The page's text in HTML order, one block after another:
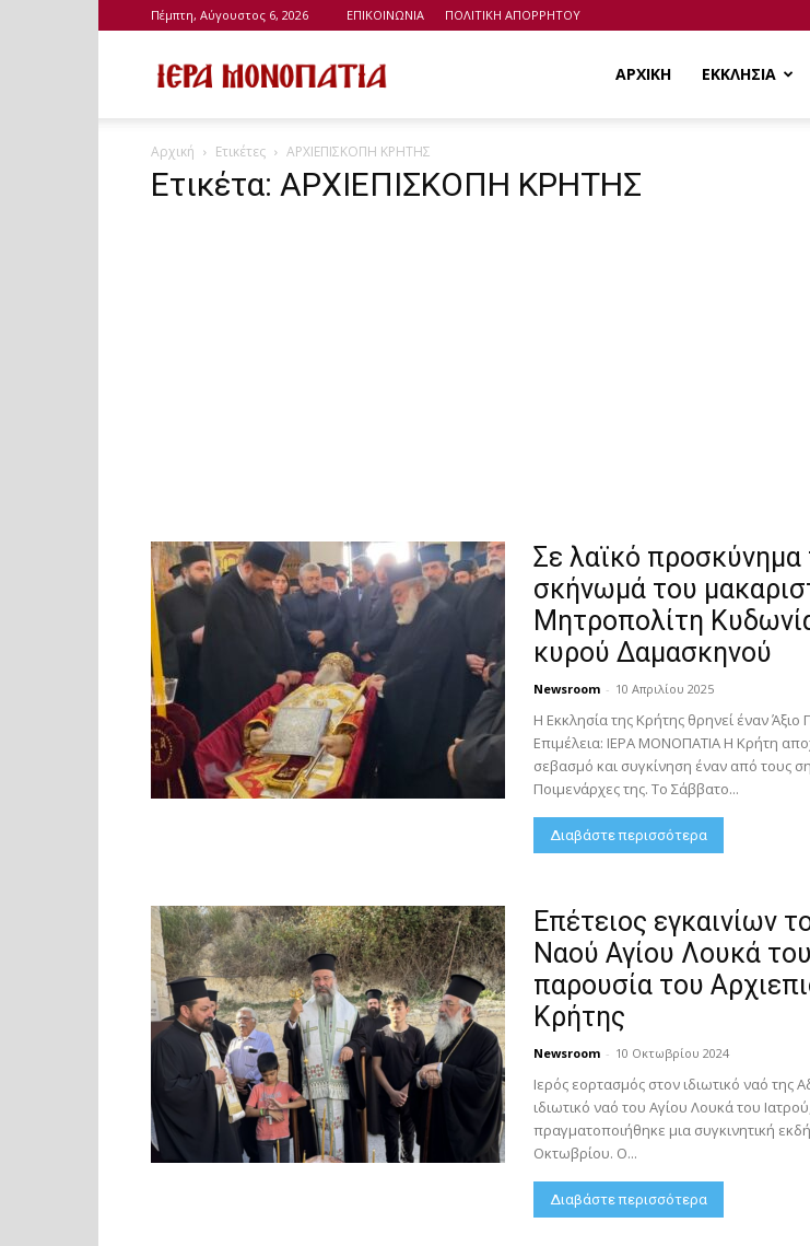
Πέμπτη, Αύγουστος 6, 2026 ΕΠΙΚΟΙΝΩΝΙΑ ΠΟΛΙΤΙΚΗ ΑΠΟΡΡΗΤΟΥ
Μονοπάτια
ΑΡΧΙΚΗ ΕΚΚΛΗΣΙΑ
Αρχική Ετικέτες ΑΡΧΙΕΠΙΣΚΟΠΗ ΚΡΗΤΗΣ
Ετικέτα: ΑΡΧΙΕΠΙΣΚΟΠΗ ΚΡΗΤΗΣ
Σε λαϊκό προσκύνημα
σκήνωμά του
Μητροπολίτη
κυρού Δαμασκηνού
Newsroom - 10 Απριλίου 2025
Η Εκκλησία της Κρήτης θρηνεί έναν Άξιο
Επιμέλεια: ΙΕΡΑ ΜΟΝΟΠΑΤΙΑ Η Κρήτη
σεβασμό και συγκίνηση έναν από τους
Ποιμενάρχες της. Το Σάββατο...
Διαβάστε περισσότερα
Επέτειος εγκαινίων
Ναού Αγίου Λουκά
παρουσία του
Κρήτης
Newsroom - 10 Οκτωβρίου 2024
Ιερός εορτασμός στον ιδιωτικό ναό της
ιδιωτικό ναό του Αγίου Λουκά του
πραγματοποιήθηκε μια συγκινητική
Οκτωβρίου. Ο...
Διαβάστε περισσότερα